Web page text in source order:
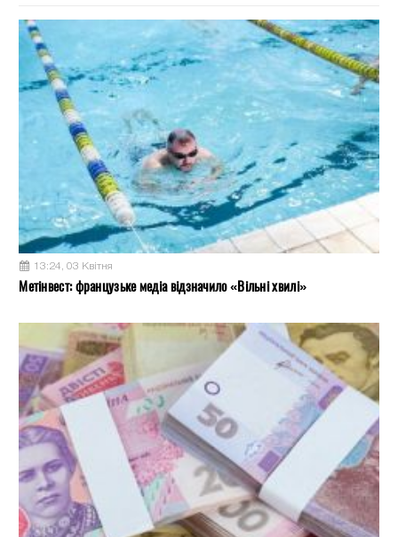
13:24, 03 Квітня
Метінвест: французьке медіа відзначило «Вільні хвилі»